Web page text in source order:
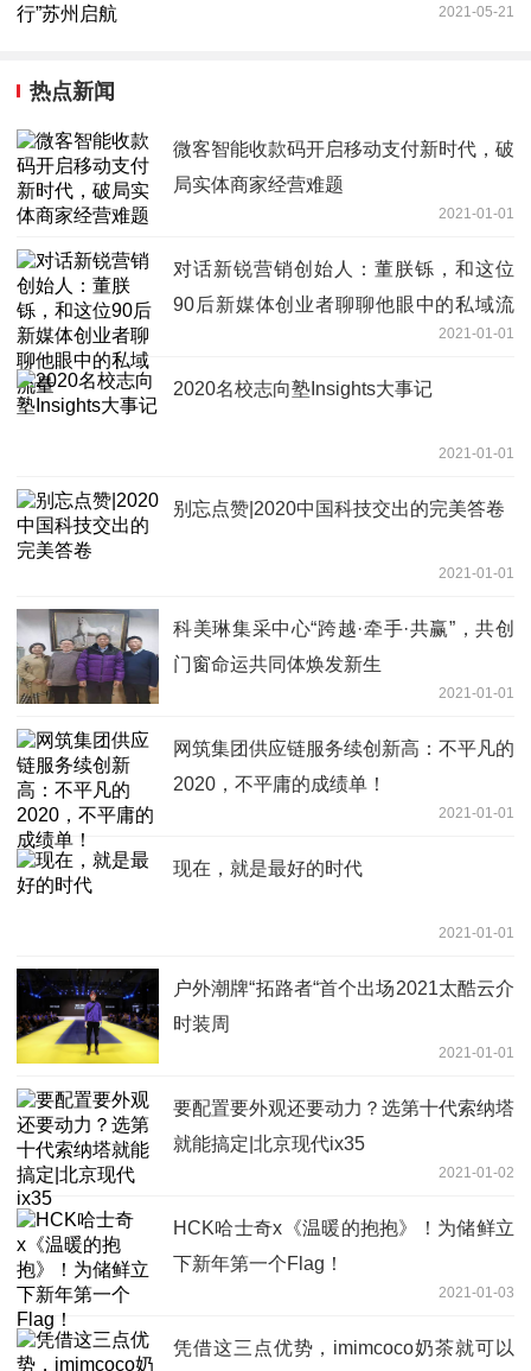
2021-05-21
热点新闻
微客智能收款码开启移动支付新时代，破
局实体商家经营难题
2021-01-01
对话新锐营销创始人：董朕铄，和这位
90后新媒体创业者聊聊他眼中的私域流
2021-01-01
2020名校志向塾Insights大事记
2021-01-01
别忘点赞|2020中国科技交出的完美答卷
2021-01-01
科美琳集采中心“跨越·牵手·共赢”，共创
门窗命运共同体焕发新生
2021-01-01
网筑集团供应链服务续创新高：不平凡的
2020，不平庸的成绩单！
2021-01-01
现在，就是最好的时代
2021-01-01
户外潮牌“拓路者“首个出场2021太酷云介
时装周
2021-01-01
要配置要外观还要动力？选第十代索纳塔
就能搞定|北京现代ix35
2021-01-02
HCK哈士奇x《温暖的抱抱》！为储鲜立
下新年第一个Flag！
2021-01-03
凭借这三点优势，imimcoco奶茶就可以